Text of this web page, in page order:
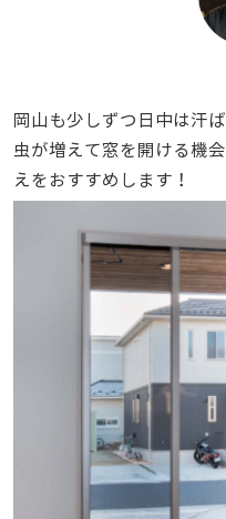
岡山も少しずつ日中は汗
虫が増えて窓を開ける機
えをおすすめします！